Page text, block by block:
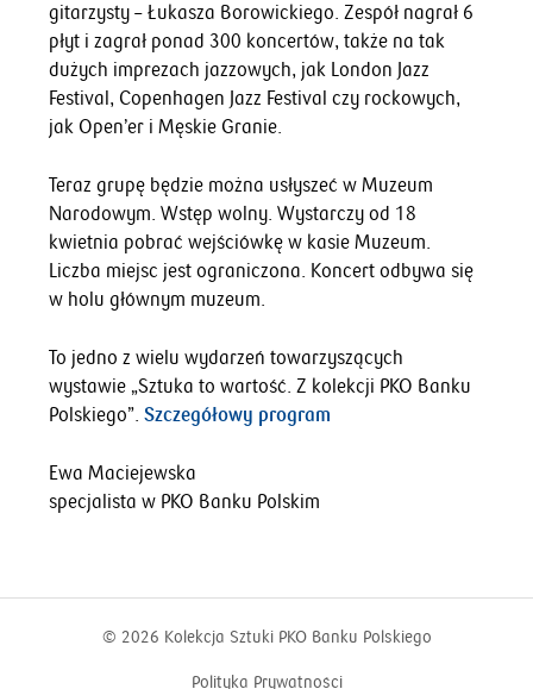
gitarzysty – Łukasza Borowickiego. Zespół nagrał 6
płyt i zagrał ponad 300 koncertów, także na tak
dużych imprezach jazzowych, jak London Jazz
Festival, Copenhagen Jazz Festival czy rockowych,
jak Open’er i Męskie Granie.
Teraz grupę będzie można usłyszeć w Muzeum
Narodowym. Wstęp wolny. Wystarczy od 18
kwietnia pobrać wejściówkę w kasie Muzeum.
Liczba miejsc jest ograniczona. Koncert odbywa się
w holu głównym muzeum.
To jedno z wielu wydarzeń towarzyszących
wystawie „Sztuka to wartość. Z kolekcji PKO Banku
Polskiego”. Szczegółowy program
Ewa Maciejewska
specjalista w PKO Banku Polskim
© 2026 Kolekcja Sztuki PKO Banku Polskiego
Polityka Prywatności